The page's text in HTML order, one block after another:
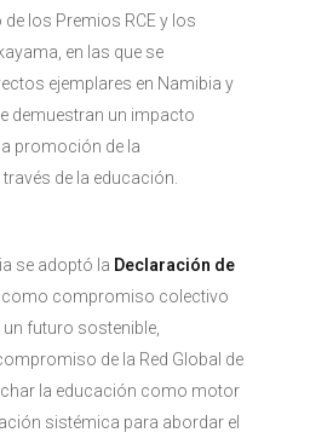
los Premios RCE y los
en las que se
ejemplares en Namibia y
demuestran un impacto
promoción de la
de la educación.
se adoptó la Declaración de
como compromiso colectivo
un futuro sostenible,
de la Red Global de
la educación como motor
sistémica para abordar el